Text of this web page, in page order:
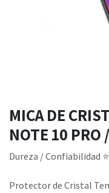
MICA DE
NOTE 10 PRO
Dureza / Confiabilidad
Protector de Cristal